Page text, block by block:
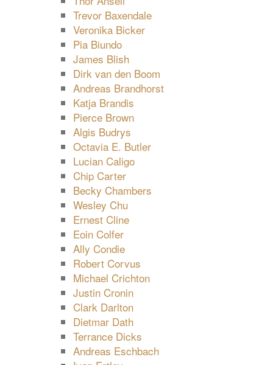
Trevor Baxendale
Veronika Bicker
Pia Biundo
James Blish
Dirk van den Boom
Andreas Brandhorst
Katja Brandis
Pierce Brown
Algis Budrys
Octavia E. Butler
Lucian Caligo
Chip Carter
Becky Chambers
Wesley Chu
Ernest Cline
Eoin Colfer
Ally Condie
Robert Corvus
Michael Crichton
Justin Cronin
Clark Darlton
Dietmar Dath
Terrance Dicks
Andreas Eschbach